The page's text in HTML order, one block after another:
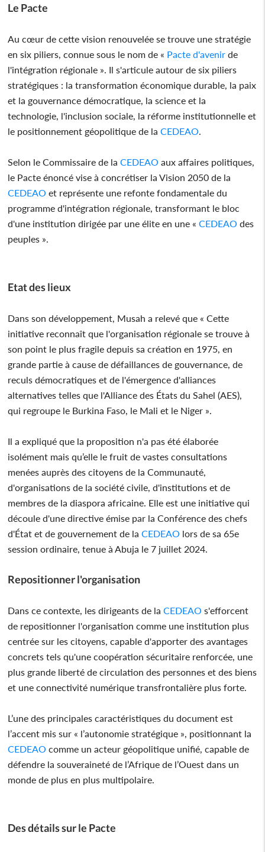
Le Pacte
Au cœur de cette vision renouvelée se trouve une stratégie
en six piliers, connue sous le nom de « Pacte d'avenir de
l'intégration régionale ». Il s'articule autour de six piliers
stratégiques : la transformation économique durable, la paix
et la gouvernance démocratique, la science et la
technologie, l'inclusion sociale, la réforme institutionnelle et
le positionnement géopolitique de laCEDEAO
Selon le Commissaire de laCEDEAO aux affaires politiques,
le Pacte énoncé vise à concrétiser la Vision 2050 de la
CEDEAO et représente une refonte fondamentale du
programme d'intégration régionale, transformant le bloc
d'une institution dirigée par une élite en une «CEDEAO des
peuples ».
Etat des lieux
Dans son développement, Musah a relevé que « Cette
initiative reconnaît que l'organisation régionale se trouve à
son point le plus fragile depuis sa création en 1975, en
grande partie à cause de défaillances de gouvernance, de
reculs démocratiques et de l'émergence d'alliances
alternatives telles que l'Alliance des États du Sahel (AES),
qui regroupe le Burkina Faso, le Mali et le Niger ».
Il a expliqué que la proposition n'a pas été élaborée
isolément mais qu’elle le fruit de vastes consultations
menées auprès des citoyens de la Communauté,
d'organisations de la société civile, d'institutions et de
membres de la diaspora africaine. Elle est une initiative qui
découle d'une directive émise par la Conférence des chefs
d'État et de gouvernement de laCEDEAO lors de sa 65e
session ordinaire, tenue à Abuja le 7 juillet 2024.
Repositionner l'organisation
Dans ce contexte, les dirigeants de laCEDEAO s'efforcent
de repositionner l'organisation comme une institution plus
centrée sur les citoyens, capable d'apporter des avantages
concrets tels qu'une coopération sécuritaire renforcée, une
plus grande liberté de circulation des personnes et des biens
et une connectivité numérique transfrontalière plus forte.
L’une des principales caractéristiques du document est
l’accent mis sur « l’autonomie stratégique », positionnant la
CEDEAO comme un acteur géopolitique unifié, capable de
défendre la souveraineté de l’Afrique de l’Ouest dans un
monde de plus en plus multipolaire.
Des détails sur le Pacte